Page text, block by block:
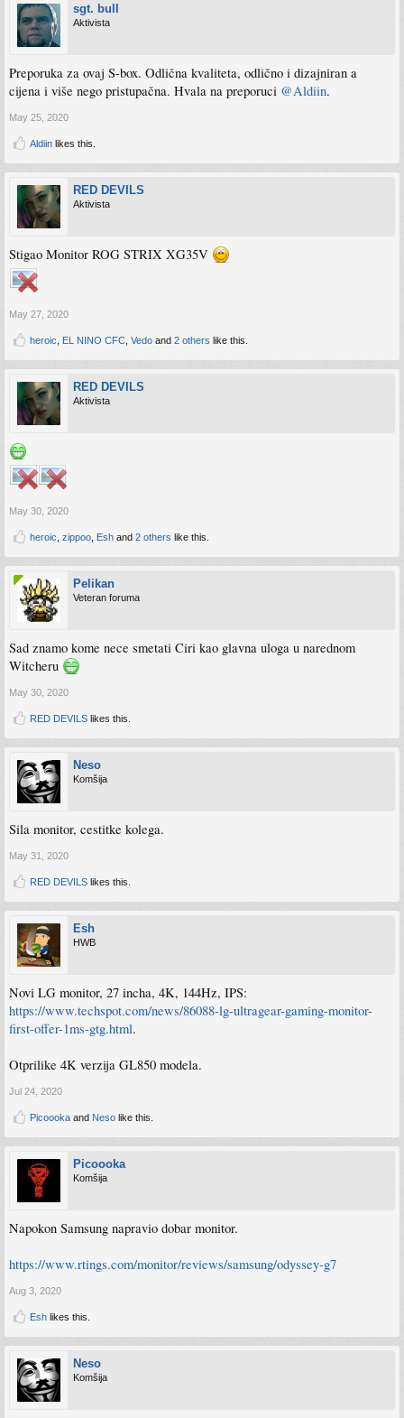
sgt. bull
Aktivista
Preporuka za ovaj S-box. Odlična kvaliteta, odlično i dizajniran a
cijena i više nego pristupačna. Hvala na preporuci @Aldiin.
May 25, 2020
Aldiin likes this.
RED DEVILS
Aktivista
Stigao Monitor ROG STRIX XG35V
May 27, 2020
heroic EL NINO CFC Vedo and 2 others like this.
RED DEVILS
Aktivista
May 30, 2020
heroic zippoo Esh and 2 others like this.
Pelikan
Veteran foruma
Sad znamo kome nece smetati Ciri kao glavna uloga u narednom
Witcheru
May 30, 2020
RED DEVILS likes this.
Neso
Komšija
Sila monitor, cestitke kolega.
May 31, 2020
RED DEVILS likes this.
Esh
HWB
Novi LG monitor, 27 incha, 4K, 144Hz, IPS:
https://www.techspot.com/news/86088-lg-ultragear-gaming-monitor-
first-offer-1ms-gtg.html.
Otprilike 4K verzija GL850 modela.
Jul 24, 2020
Picoooka and Neso like this.
Picoooka
Komšija
Napokon Samsung napravio dobar monitor.
https://www.rtings.com/monitor/reviews/samsung/odyssey-g7
Aug 3, 2020
Esh likes this.
Neso
Komšija